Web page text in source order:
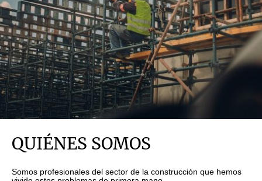
QUIÉNES SOMOS
Somos profesionales del sector de la construcción que hemos